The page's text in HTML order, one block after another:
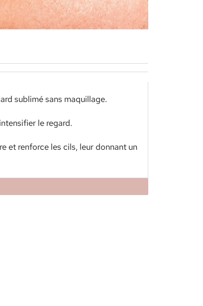
sublimé sans maquillage.
le regard.
et renforce les cils, leur donnant un